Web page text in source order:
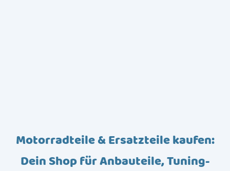
Motorradteile & Ersatzteile kaufen:
Dein Shop für Anbauteile, Tuning-